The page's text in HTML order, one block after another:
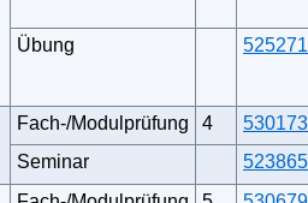
Übung 525271
Fach-/Modulprüfung 4
530173
Seminar
523865